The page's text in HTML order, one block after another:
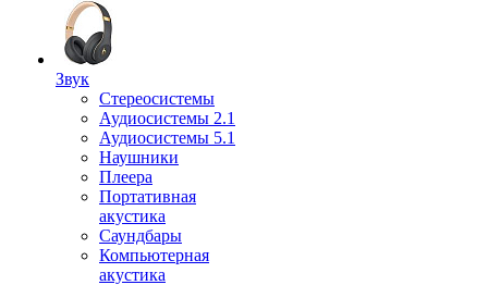
Звук
Стереосистемы
Аудиосистемы 2.1
Аудиосистемы 5.1
Наушники
Плеера
Портативная
акустика
Саундбары
Компьютерная
акустика